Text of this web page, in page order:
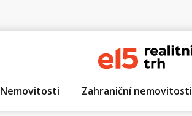
Nemovitosti Zahraniční nemovitosti